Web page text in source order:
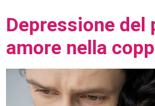
Depressione del
amore nella